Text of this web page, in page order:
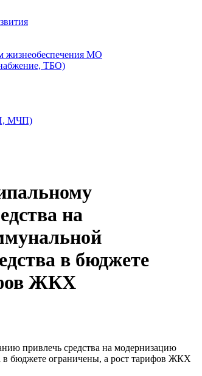
жизнеобеспечения МО
ТБО)
МЧП)
на
в бюджете
ЖКХ
привлечь средства на модернизацию
в бюджете ограничены, а рост тарифов ЖКХ